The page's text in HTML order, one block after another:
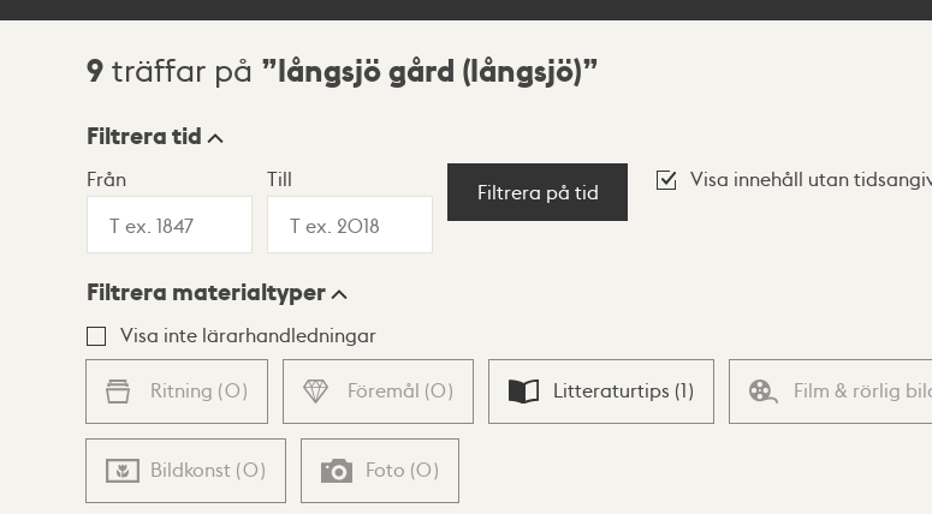
Sökresultat
9 träffar på långsjö gård (långsjö)
Visningsläge
Lista Karta
Filtrera tid
Från Till
Filtrera på tid
Visa innehåll utan
Filtrera materialtyper
Visa inte lärarhandledningar
Ritning (0) Föremål (0) Litteraturtips (1) Film & rörlig
Bildkonst (0) Foto (0)